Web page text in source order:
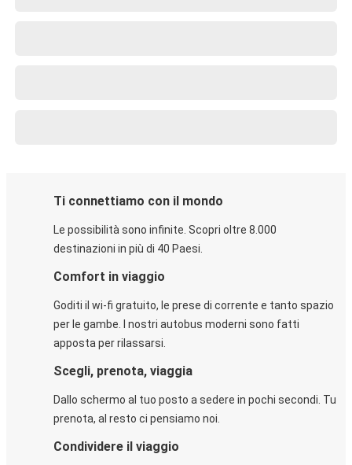
Ti connettiamo con il mondo
Le possibilità sono infinite. Scopri oltre 8.000
destinazioni in più di 40 Paesi.
Comfort in viaggio
Goditi il wi-fi gratuito, le prese di corrente e tanto spazio
per le gambe. I nostri autobus moderni sono fatti
apposta per rilassarsi.
Scegli, prenota, viaggia
Dallo schermo al tuo posto a sedere in pochi secondi. Tu
prenota, al resto ci pensiamo noi.
Condividere il viaggio